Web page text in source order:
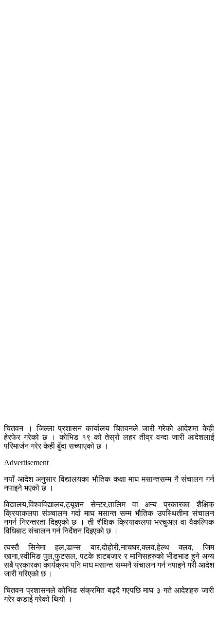
चितवन । जिल्ला प्रशासन कार्यालय चितवनले जारी गरेको आदेशमा केही
हेरफेर गरेको छ । कोभिड १९ को तेस्रो लहर तीव्र वन्दा जारी आदेशलाई
परिमार्जन गरेर केही बुँदा सच्याएको छ ।
Advertisement
नयाँ आदेश अनुसार विद्यालयका भौतिक कक्षा माघ मसान्तसम्म नै संचालन गर्न
नपाइने भएको छ ।
विद्यालय,विश्वविद्यालय,ट्यूशन सेन्टर,तालिम वा अन्य प्रकारका शैक्षिक
क्रियाकलपा संञ्चालन गर्दा माघ मसान्त सम्म भौतिक उपस्थितीमा संचालन
नगर्न निरन्तरता दिइएको छ । ती शैक्षिक क्रियाकलपा भरचुअल वा वैकल्पिक
विधिबाट संचालन गर्न निर्देशन दिइएको छ ।
त्यस्तै सिनेमा हल,डान्स बार,दोहोरी,नाचघर,क्लव,हेल्थ क्लव, जिम
खाना,स्वीमिङ पुल,फुटसल, पटके हाटबजार र मानिसहरुको भीडभाड हुने अन्य
सबै प्रकारका कार्यक्रम पनि माघ मसान्त सम्मनै संचालन गर्न नपाइने गरी आदेश
जारी गरिएको छ ।
चितवन प्रशासनले कोभिड संक्रमित बढ्दै गएपछि माघ ३ गते आदेशहरु जारी
गरेर कडाई गरेको थियो ।